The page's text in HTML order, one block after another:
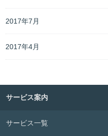
2017年7月
2017年4月
サービス案内
サービス一覧